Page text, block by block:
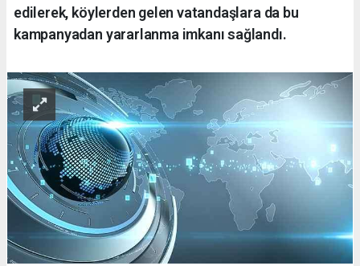
edilerek, köylerden gelen vatandaşlara da bu
kampanyadan yararlanma imkanı sağlandı.